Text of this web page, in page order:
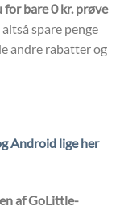
for bare 0 kr. prøve
spare penge
andre rabatter og
Android lige her
af GoLittle-